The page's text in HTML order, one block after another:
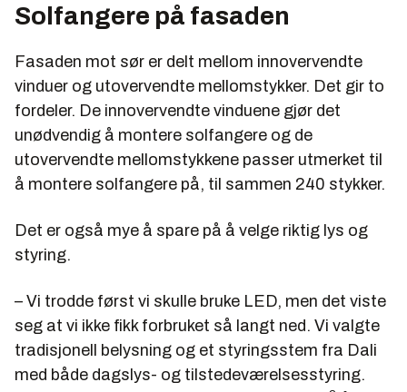
Solfangere på fasaden
Fasaden mot sør er delt mellom innovervendte
vinduer og utovervendte mellomstykker. Det gir to
fordeler. De innovervendte vinduene gjør det
unødvendig å montere solfangere og de
utovervendte mellomstykkene passer utmerket til
å montere solfangere på, til sammen 240 stykker.
Det er også mye å spare på å velge riktig lys og
styring.
– Vi trodde først vi skulle bruke LED, men det viste
seg at vi ikke fikk forbruket så langt ned. Vi valgte
tradisjonell belysning og et styringsstem fra Dali
med både dagslys- og tilstedeværelsesstyring.